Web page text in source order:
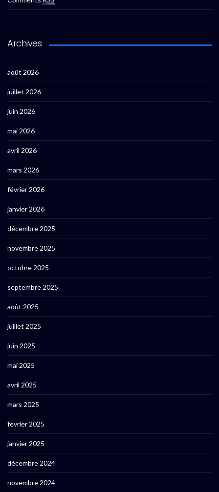
Archives
août 2026
juillet 2026
juin 2026
mai 2026
avril 2026
mars 2026
février 2026
janvier 2026
décembre 2025
novembre 2025
octobre 2025
septembre 2025
août 2025
juillet 2025
juin 2025
mai 2025
avril 2025
mars 2025
février 2025
janvier 2025
décembre 2024
novembre 2024